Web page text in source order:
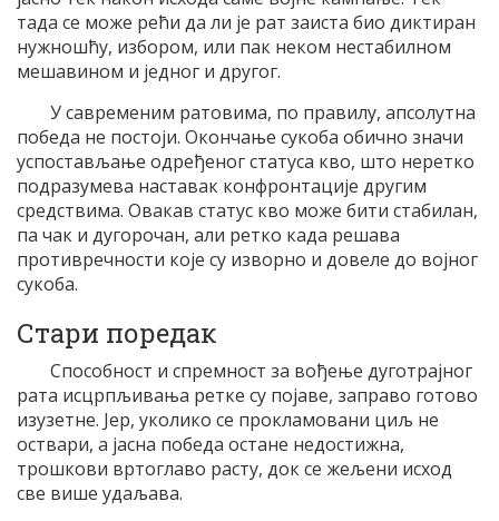
тада се може рећи да ли је рат заиста био диктиран
нужношћу, избором, или пак неком нестабилном
мешавином и једног и другог.
У савременим ратовима, по правилу, апсолутна
победа не постоји. Окончање сукоба обично значи
успостављање одређеног статуса кво, што неретко
подразумева наставак конфронтације другим
средствима. Овакав статус кво може бити стабилан,
па чак и дугорочан, али ретко када решава
противречности које су изворно и довеле до војног
сукоба.
Стари поредак
Способност и спремност за вођење дуготрајног
рата исцрпљивања ретке су појаве, заправо готово
изузетне. Јер, уколико се прокламовани циљ не
оствари, а јасна победа остане недостижна,
трошкови вртоглаво расту, док се жељени исход
све више удаљава.